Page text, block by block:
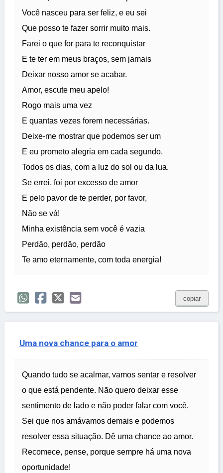
Você nasceu para ser feliz, e eu sei
Que posso te fazer sorrir muito mais.
Farei o que for para te reconquistar
E te ter em meus braços, sem jamais
Deixar nosso amor se acabar.
Amor, escute meu apelo!
Rogo mais uma vez
E quantas vezes forem necessárias.
Deixe-me mostrar que podemos ser um
E eu prometo alegria em cada segundo,
Todos os dias, com a luz do sol ou da lua.
Se errei, foi por excesso de amor
E pelo pavor de te perder, por favor,
Não se vá!
Minha existência sem você é vazia
Perdão, perdão, perdão
Te amo eternamente, com toda energia!
copiar
Uma nova chance para o amor
Quando tudo se acalmar, vamos sentar e resolver
o que está pendente. Não quero deixar esse
sentimento de lado e não poder falar com você.
Sei que nos amávamos demais e podemos
resolver essa situação. Dê uma chance ao amor.
Recomece, pense, porque sempre há uma nova
oportunidade!